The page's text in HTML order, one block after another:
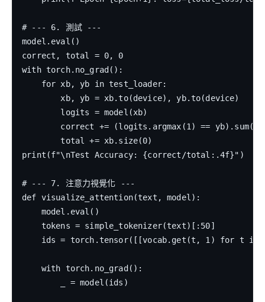
# --- 6. 測試 ---
model.eval()
correct, total = 0, 0
with torch.no_grad():
    for xb, yb in test_loader:
        xb, yb = xb.to(device), yb.to(device)
        logits = model(xb)
correct += (logits.argmax(1) ==
        total += xb.size(0)
print(f"\nTest Accuracy: {correct/total:.4f}")
# --- 7. 注意力視覺化 ---
def visualize_attention(text, model):
    model.eval()
    tokens = simple_tokenizer(text)[:50]
ids = torch.tensor([[vocab.get(t, 1) for t in
    with torch.no_grad():
        _ = model(ids)